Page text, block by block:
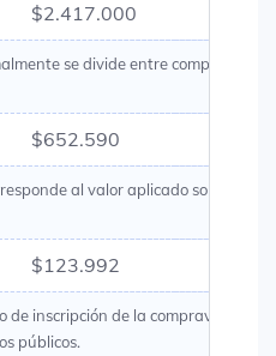
$2.417.000
se divide entre comprador y
$652.590
al valor aplicado sobre los
$123.992
de inscripción de la compraventa en
públicos.